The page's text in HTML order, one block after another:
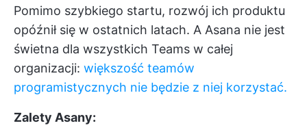
Pomimo szybkiego startu, rozwój ich produktu
opóźnił się w ostatnich latach. A Asana nie jest
świetna dla wszystkich Teams w całej
organizacji: większość teamów
programistycznych nie będzie z niej korzystać.
Zalety Asany: